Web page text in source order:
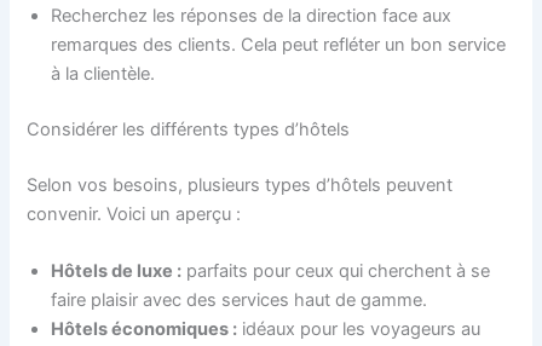
Recherchez les réponses de la direction face aux
remarques des clients. Cela peut refléter un bon service
à la clientèle.
Considérer les différents types d’hôtels
Selon vos besoins, plusieurs types d’hôtels peuvent
convenir. Voici un aperçu :
Hôtels de luxe : parfaits pour ceux qui cherchent à se
faire plaisir avec des services haut de gamme.
Hôtels économiques : idéaux pour les voyageurs au